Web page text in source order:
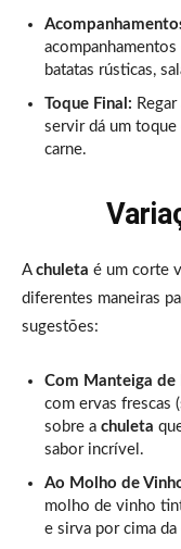
batatas rústicas,
Toque Final: Regar
servir dá um toque
carne.
A chuleta é um corte
diferentes maneiras
sugestões:
Com Manteiga de
com ervas frescas
sobre a chuleta
sabor incrível.
Ao Molho de
molho de vinho
e sirva por cima da